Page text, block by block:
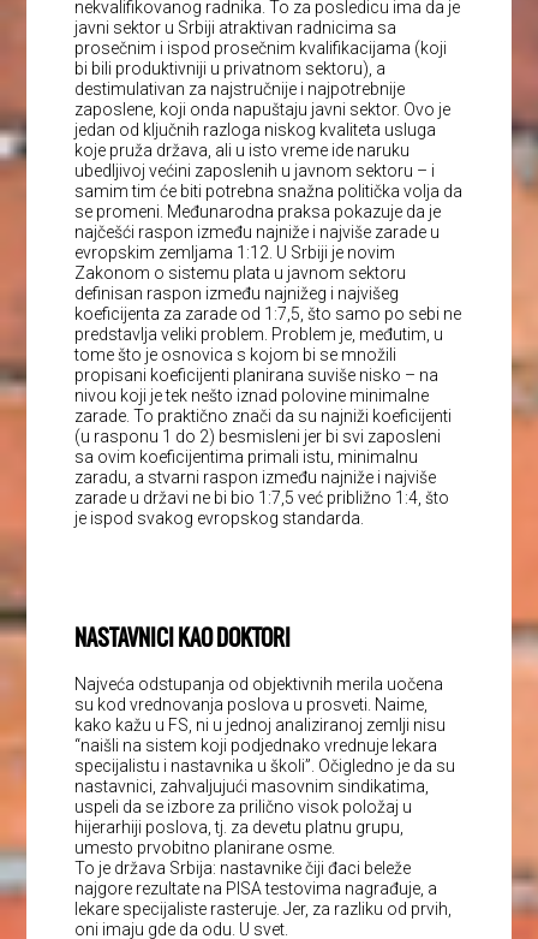
nekvalifikovanog radnika. To za posledicu ima da je
javni sektor u Srbiji atraktivan radnicima sa
prosečnim i ispod prosečnim kvalifikacijama (koji
bi bili produktivniji u privatnom sektoru), a
destimulativan za najstručnije i najpotrebnije
zaposlene, koji onda napuštaju javni sektor. Ovo je
jedan od ključnih razloga niskog kvaliteta usluga
koje pruža država, ali u isto vreme ide naruku
ubedljivoj većini zaposlenih u javnom sektoru – i
samim tim će biti potrebna snažna politička volja da
se promeni. Međunarodna praksa pokazuje da je
najčešći raspon između najniže i najviše zarade u
evropskim zemljama 1:12. U Srbiji je novim
Zakonom o sistemu plata u javnom sektoru
definisan raspon između najnižeg i najvišeg
koeficijenta za zarade od 1:7,5, što samo po sebi ne
predstavlja veliki problem. Problem je, međutim, u
tome što je osnovica s kojom bi se množili
propisani koeficijenti planirana suviše nisko – na
nivou koji je tek nešto iznad polovine minimalne
zarade. To praktično znači da su najniži koeficijenti
(u rasponu 1 do 2) besmisleni jer bi svi zaposleni
sa ovim koeficijentima primali istu, minimalnu
zaradu, a stvarni raspon između najniže i najviše
zarade u državi ne bi bio 1:7,5 već približno 1:4, što
je ispod svakog evropskog standarda.
NASTAVNICI KAO DOKTORI
Najveća odstupanja od objektivnih merila uočena
su kod vrednovanja poslova u prosveti. Naime,
kako kažu u FS, ni u jednoj analiziranoj zemlji nisu
“naišli na sistem koji podjednako vrednuje lekara
specijalistu i nastavnika u školi”. Očigledno je da su
nastavnici, zahvaljujući masovnim sindikatima,
uspeli da se izbore za prilično visok položaj u
hijerarhiji poslova, tj. za devetu platnu grupu,
umesto prvobitno planirane osme.
To je država Srbija: nastavnike čiji đaci beleže
najgore rezultate na PISA testovima nagrađuje, a
lekare specijaliste rasteruje. Jer, za razliku od prvih,
oni imaju gde da odu. U svet.